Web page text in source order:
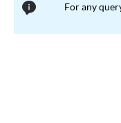
For any